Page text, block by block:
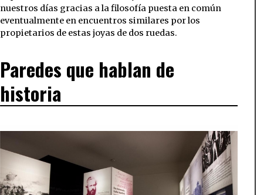
nuestros días gracias a la filosofía puesta en común
eventualmente en encuentros similares por los
propietarios de estas joyas de dos ruedas.
Paredes que hablan de
historia